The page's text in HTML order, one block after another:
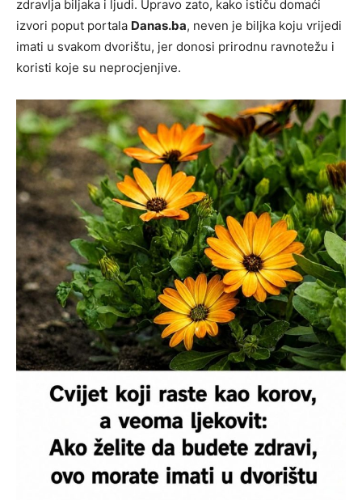
zdravlja biljaka i ljudi. Upravo zato, kako ističu domaći
izvori poput portala Danas.ba, neven je biljka koju vrijedi
imati u svakom dvorištu, jer donosi prirodnu ravnotežu i
koristi koje su neprocjenjive.